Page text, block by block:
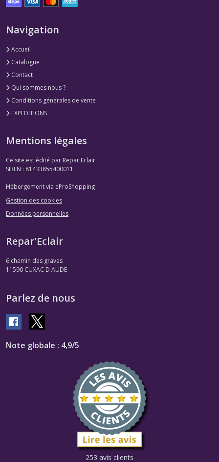
Navigation
Accueil
Catalogue
Contact
Qui sommes nous ?
Conditions générales de vente
EXPEDITIONS
Mentions légales
Ce site est édité par Repar'Eclair.
SIREN : 81433855400011
Hébergement via eProShopping
Gestion des cookies
Données personnelles
Repar'Eclair
6 chemin des graves
11590 CUXAC D AUDE
Parlez de nous
Note globale : 4,9/5
253 avis clients